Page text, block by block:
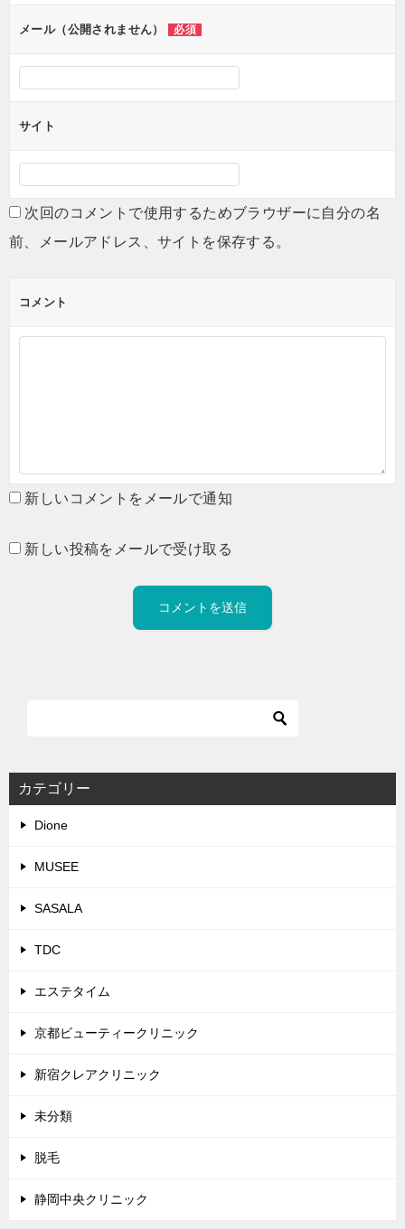
ンメール（公開されません） 必須
サイト
次回のコメントで使用するためブラウザーに自分の名
前、メールアドレス、サイトを保存する。
コメント
新しいコメントをメールで通知
新しい投稿をメールで受け取る
カテゴリー
Dione
MUSEE
SASALA
TDC
エステタイム
京都ビューティークリニック
新宿クレアクリニック
未分類
脱毛
静岡中央クリニック